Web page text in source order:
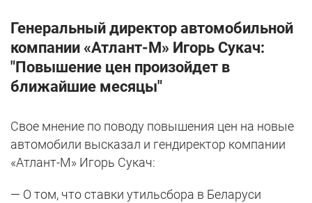
Генеральный директор автомобильной
компании «Атлант-М» Игорь Сукач:
"Повышение цен произойдет в
ближайшие месяцы"
Свое мнение по поводу повышения цен на новые
автомобили высказал и гендиректор компании
«Атлант-М» Игорь Сукач:
— О том, что ставки утильсбора в Беларуси